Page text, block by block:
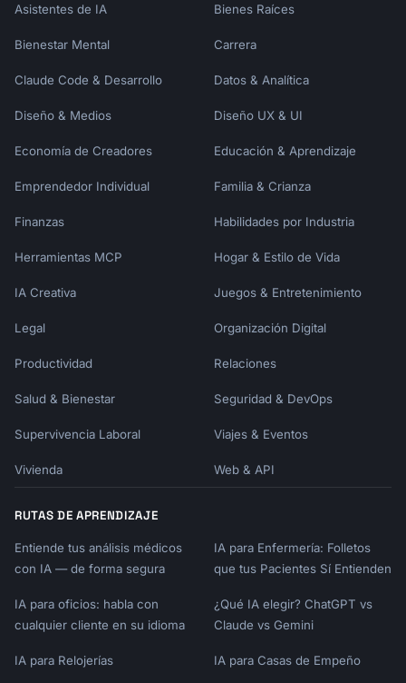
Asistentes de IA Bienes Raíces
Bienestar Mental Carrera
Claude Code & Desarrollo Datos & Analítica
Diseño & Medios Diseño UX & UI
Economía de Creadores Educación & Aprendizaje
Emprendedor Individual Familia & Crianza
Finanzas Habilidades por Industria
Herramientas MCP Hogar & Estilo de Vida
IA Creativa Juegos & Entretenimiento
Legal Organización Digital
Productividad Relaciones
Salud & Bienestar Seguridad & DevOps
Supervivencia Laboral Viajes & Eventos
Vivienda Web & API
RUTAS DE APRENDIZAJE
Entiende tus análisis médicos
con IA — de forma segura
IA para Enfermería: Folletos
que tus Pacientes Sí Entienden
IA para oficios: habla con
cualquier cliente en su idioma
¿Qué IA elegir? ChatGPT vs
Claude vs Gemini
IA para Relojerías IA para Casas de Empeño